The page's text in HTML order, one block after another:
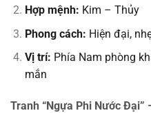
Hợp mệnh: Kim – Thủy
Phong cách: Hiện đại,
Vị trí: Phía Nam phòng
mắn
Tranh “Ngựa Phi Nước Đại”